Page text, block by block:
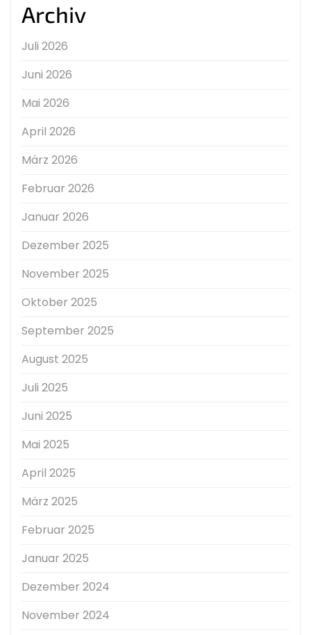
Archiv
Juli 2026
Juni 2026
Mai 2026
April 2026
März 2026
Februar 2026
Januar 2026
Dezember 2025
November 2025
Oktober 2025
September 2025
August 2025
Juli 2025
Juni 2025
Mai 2025
April 2025
März 2025
Februar 2025
Januar 2025
Dezember 2024
November 2024